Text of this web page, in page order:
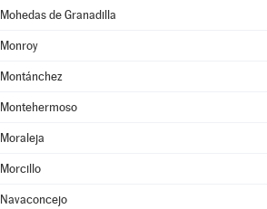
Mohedas de Granadilla
Monroy
Montánchez
Montehermoso
Moraleja
Morcillo
Navaconcejo